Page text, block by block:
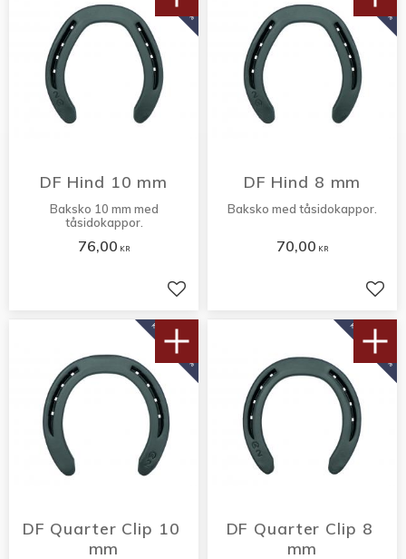
DF Hind 10 mm
Baksko 10 mm med
tåsidokappor.
76,00 KR
Lägg till i favoriter
DF Hind 8 mm
Baksko med tåsidokappor.
70,00 KR
DF Quarter Clip 10
mm
KÖP 10 PAR FÅ 10%
DF Quarter Clip 8
mm
KÖP 10 PAR FÅ 10%